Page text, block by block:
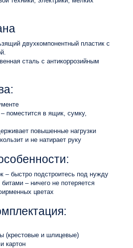
двухкомпонентный пластик с
сталь с антикоррозийным
поместится в ящик, сумку,
повышенные нагрузки
и не натирает руку
– быстро подстроитесь под нужду
– ничего не потеряется
цветах
(крестовые и шлицевые)
картон